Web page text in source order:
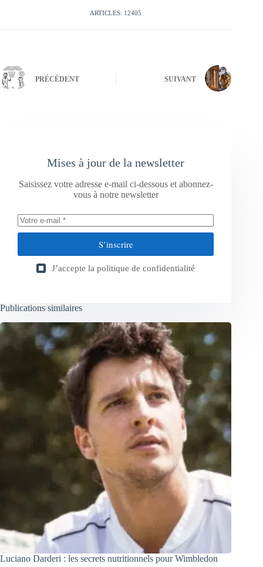
ARTICLES: 12405
PRÉCÉDENT SUIVANT
Mises à jour de la newsletter
Saisissez votre adresse e-mail ci-dessous et abonnez-
vous à notre newsletter
S’inscrire
J’accepte la politique de confidentialité
Publications similaires
Luciano Darderi : les secrets nutritionnels pour Wimbledon